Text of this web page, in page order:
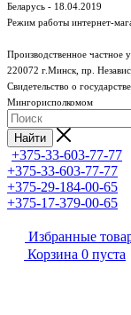
Беларусь - 18.04.2019
Режим работы интернет-
Производственное
220072 г.Минск, пр.
Свидетельство о
Мингорисполкомом
Найти
+375-33-603-77-77
+375-33-603-77-77
+375-29-184-00-65
+375-17-379-00-65
Избранные
Корзина 0 пуста